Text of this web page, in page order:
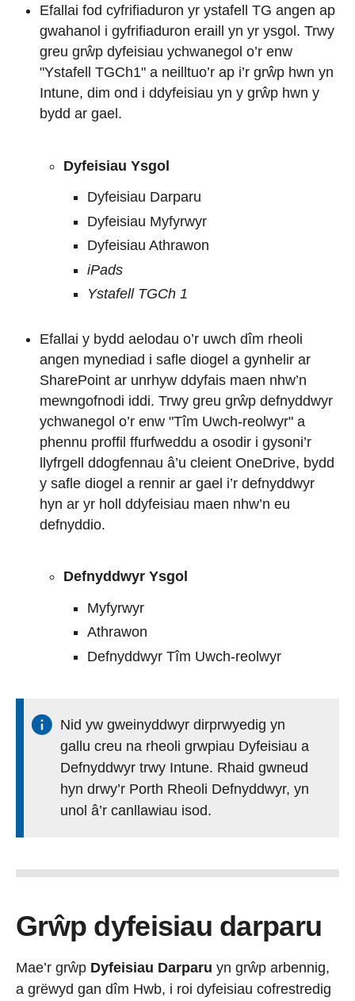
Efallai fod cyfrifiaduron yr ystafell TG angen ap
gwahanol i gyfrifiaduron eraill yn yr ysgol. Trwy
greu grŵp dyfeisiau ychwanegol o’r enw
"Ystafell TGCh1" a neilltuo’r ap i’r grŵp hwn yn
Intune, dim ond i ddyfeisiau yn y grŵp hwn y
bydd ar gael.
Dyfeisiau Ysgol
Dyfeisiau Darparu
Dyfeisiau Myfyrwyr
Dyfeisiau Athrawon
iPads
Ystafell TGCh 1
Efallai y bydd aelodau o’r uwch dîm rheoli
angen mynediad i safle diogel a gynhelir ar
SharePoint ar unrhyw ddyfais maen nhw’n
mewngofnodi iddi. Trwy greu grŵp defnyddwyr
ychwanegol o’r enw "Tîm Uwch-reolwyr" a
phennu proffil ffurfweddu a osodir i gysoni’r
llyfrgell ddogfennau â’u cleient OneDrive, bydd
y safle diogel a rennir ar gael i’r defnyddwyr
hyn ar yr holl ddyfeisiau maen nhw’n eu
defnyddio.
Defnyddwyr Ysgol
Myfyrwyr
Athrawon
Defnyddwyr Tîm Uwch-reolwyr
Nid yw gweinyddwyr dirprwyedig yn
gallu creu na rheoli grwpiau Dyfeisiau a
Defnyddwyr trwy Intune. Rhaid gwneud
hyn drwy’r Porth Rheoli Defnyddwyr, yn
unol â’r canllawiau isod.
Grŵp dyfeisiau darparu
Mae’r grŵp Dyfeisiau Darparu yn grŵp arbennig,
a grëwyd gan dîm Hwb, i roi dyfeisiau cofrestredig